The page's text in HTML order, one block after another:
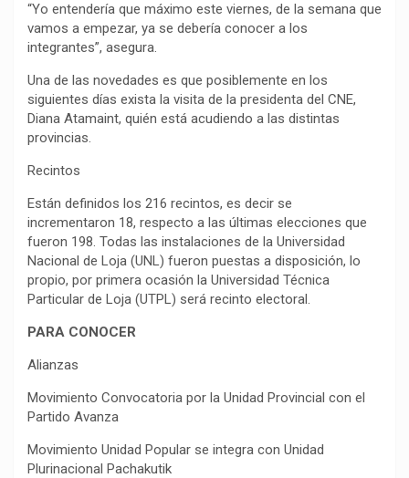
“Yo entendería que máximo este viernes, de la semana que
vamos a empezar, ya se debería conocer a los
integrantes”, asegura.
Una de las novedades es que posiblemente en los
siguientes días exista la visita de la presidenta del CNE,
Diana Atamaint, quién está acudiendo a las distintas
provincias.
Recintos
Están definidos los 216 recintos, es decir se
incrementaron 18, respecto a las últimas elecciones que
fueron 198. Todas las instalaciones de la Universidad
Nacional de Loja (UNL) fueron puestas a disposición, lo
propio, por primera ocasión la Universidad Técnica
Particular de Loja (UTPL) será recinto electoral.
PARA CONOCER
Alianzas
Movimiento Convocatoria por la Unidad Provincial con el
Partido Avanza
Movimiento Unidad Popular se integra con Unidad
Plurinacional Pachakutik